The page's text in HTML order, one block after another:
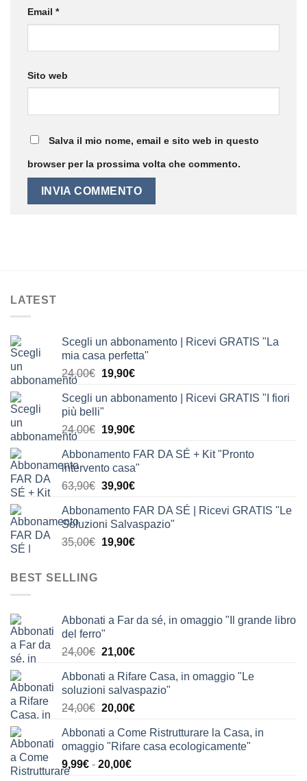
Email *
Sito web
Salva il mio nome, email e sito web in questo
browser per la prossima volta che commento.
LATEST
Scegli un abbonamento | Ricevi GRATIS "La
mia casa perfetta"
24,00€ Il
originale
24,00€.
19,90€Il
attuale
19,90€.
Scegli un abbonamento | Ricevi GRATIS "I fiori
più belli"
24,00€ Il
originale
era:
24,00€.
19,90€Il
attuale
è:
19,90€.
Abbonamento FAR DA SÉ + Kit "Pronto
intervento casa"
63,90€ Il
originale
era:
63,90€.
39,90€Il
attuale
è:
39,90€.
Abbonamento FAR DA SÉ | Ricevi GRATIS "Le
Soluzioni Salvaspazio"
35,00€ Il
19,90€Il
BEST SELLING
Abbonati a Far da sé, in omaggio "Il grande libro
del ferro"
24,00€ Il
originale
era:
24,00€.
21,00€Il
attuale
è:
21,00€.
Abbonati a Rifare Casa, in omaggio "Le
soluzioni salvaspazio"
24,00€ Il
originale
era:
24,00€.
20,00€Il
attuale
è:
Abbonati a Come Ristrutturare la Casa, in
omaggio "Rifare casa ecologicamente"
9,99€ - 20,00€Fascia